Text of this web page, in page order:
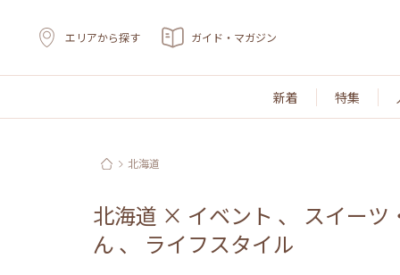
エリアから探す ガイド・マガジン
新着 特集
北海道
北海道 × イベント 、 スイーツ
ん 、 ライフスタイル